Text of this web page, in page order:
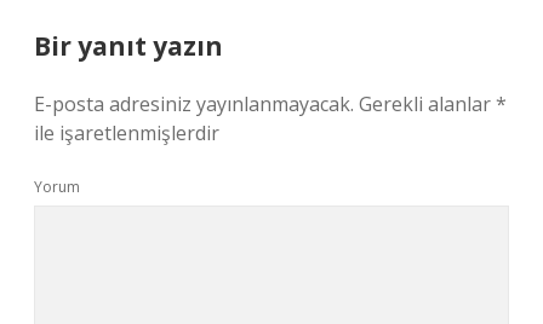
Bir yanıt yazın
E-posta adresiniz yayınlanmayacak. Gerekli alanlar*
ile işaretlenmişlerdir
Yorum